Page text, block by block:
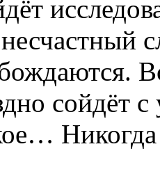
сойдёт